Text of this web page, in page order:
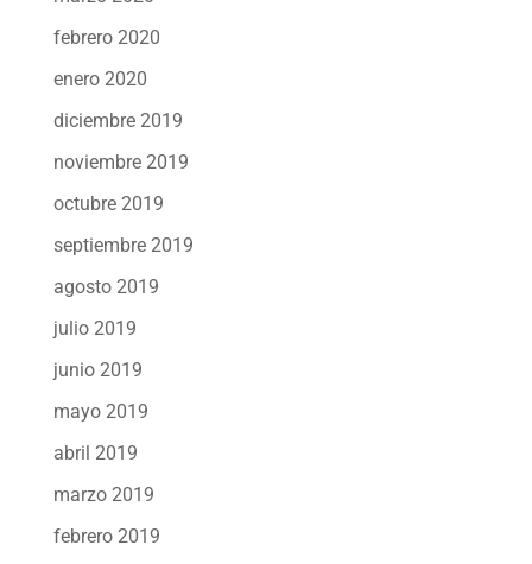
febrero 2020
enero 2020
diciembre 2019
noviembre 2019
octubre 2019
septiembre 2019
agosto 2019
julio 2019
junio 2019
mayo 2019
abril 2019
marzo 2019
febrero 2019